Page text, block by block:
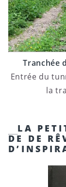
Tranchée
Entrée du
la
LA
DE DE